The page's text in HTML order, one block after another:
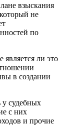
взыскания
не
по
ли это
в создании
у судебных
с них
и прочие